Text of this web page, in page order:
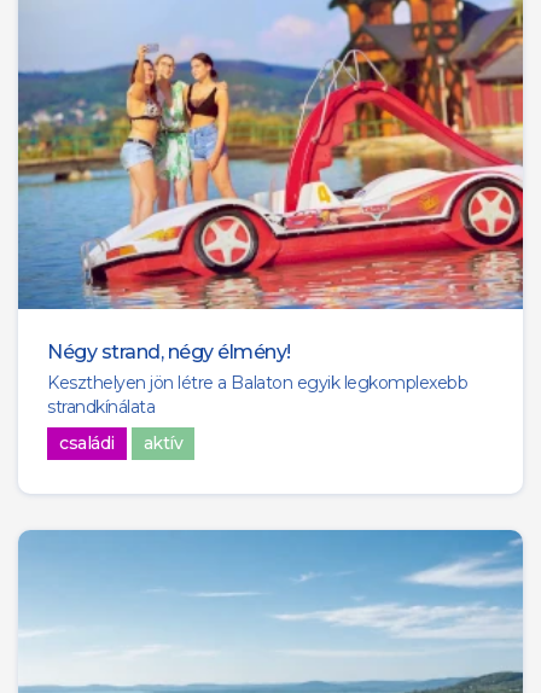
Négy strand, négy élmény!
Keszthelyen jön létre a Balaton egyik legkomplexebb
strandkínálata
családi
aktív